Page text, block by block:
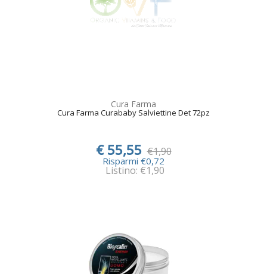
Cura Farma
Cura Farma Curababy Salviettine Det 72pz
€ 55,55 €1,90
Risparmi €0,72
Listino: €1,90